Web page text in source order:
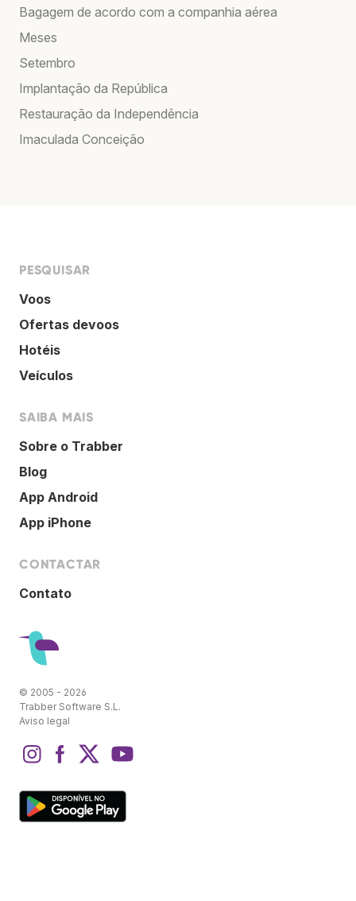
Bagagem de acordo com a companhia aérea
Meses
Setembro
Implantação da República
Restauração da Independência
Imaculada Conceição
PESQUISAR
Voos
Ofertas devoos
Hotéis
Veículos
SAIBA MAIS
Sobre o Trabber
Blog
App Android
App iPhone
CONTACTAR
Contato
© 2005 - 2026
Trabber Software S.L.
Aviso legal